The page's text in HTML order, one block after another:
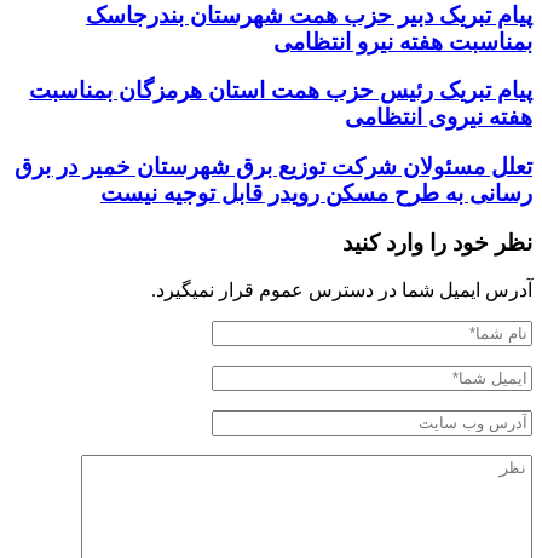
پیام تبریک دبیر حزب همت شهرستان بندرجاسک
بمناسبت هفته نیرو انتظامی
پیام تبریک رئیس حزب همت استان هرمزگان بمناسبت
هفته نیروی انتظامی
تعلل مسئولان شرکت توزیع برق شهرستان خمیر در برق
رسانی به طرح مسکن رویدر قابل توجیه نیست
نظر خود را وارد کنید
آدرس ایمیل شما در دسترس عموم قرار نمیگیرد.